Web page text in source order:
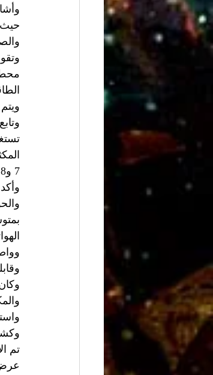
حيث
7 و8 ميكرون أي أقل من سُمك شعرة رأس الإنسان التي تبلغ 50 ميكرون".
تم
عرض